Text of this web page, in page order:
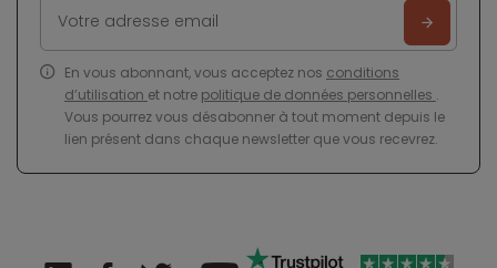
En vous abonnant, vous acceptez nos conditions
d’utilisation et notre politique de données personnelles .
Vous pourrez vous désabonner à tout moment depuis le
lien présent dans chaque newsletter que vous recevrez.